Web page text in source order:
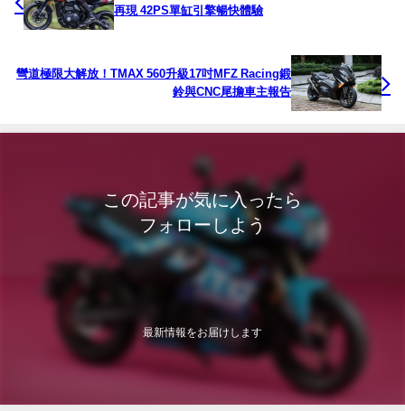
再現 42PS單缸引擎暢快體驗
彎道極限大解放！TMAX 560升級17吋MFZ Racing鍛
鈴與CNC尾擔車主報告
この記事が気に入ったら
フォローしよう
最新情報をお届けします